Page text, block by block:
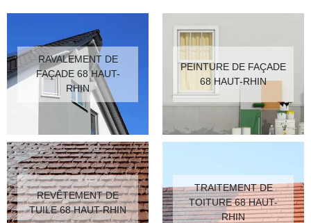
RAVALEMENT DE
FAÇADE 68 HAUT-
RHIN
PEINTURE DE FAÇADE
68 HAUT-RHIN
REVÊTEMENT DE
TUILE 68 HAUT-RHIN
TRAITEMENT DE
TOITURE 68 HAUT-
RHIN